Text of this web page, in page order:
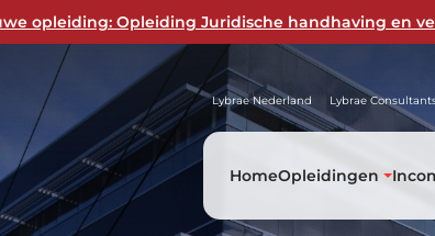
opleiding: Opleiding Juridische handhaving en
Lybrae Nederland Lybrae
HomeOpleidingen